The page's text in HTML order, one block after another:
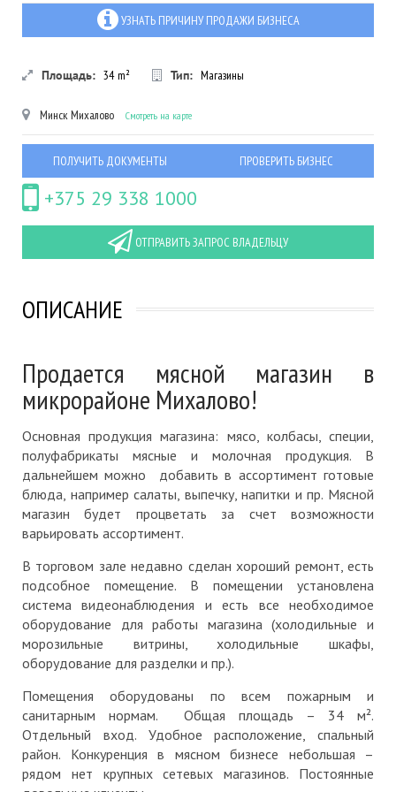
УЗНАТЬ ПРИЧИНУ ПРОДАЖИ БИЗНЕСА
Площадь: 34 m² Тип: Магазины
МинскМихалово Смотреть на карте
ПОЛУЧИТЬ ДОКУМЕНТЫ ПРОВЕРИТЬ БИЗНЕС
+375 29 338 1000
ОТПРАВИТЬ ЗАПРОС ВЛАДЕЛЬЦУ
ОПИСАНИЕ
Продается мясной магазин в
микрорайоне Михалово!
Основная продукция магазина: мясо, колбасы, специи,
полуфабрикаты мясные и молочная продукция. В
дальнейшем можно добавить в ассортимент готовые
блюда, например салаты, выпечку, напитки и пр. Мясной
магазин будет процветать за счет возможности
варьировать ассортимент.
В торговом зале недавно сделан хороший ремонт, есть
подсобное помещение. В помещении установлена
система видеонаблюдения и есть все необходимое
оборудование для работы магазина (холодильные и
морозильные витрины, холодильные шкафы,
оборудование для разделки и пр.).
Помещения оборудованы по всем пожарным и
санитарным нормам. Общая площадь – 34 м².
Отдельный вход. Удобное расположение, спальный
район. Конкуренция в мясном бизнесе небольшая –
рядом нет крупных сетевых магазинов. Постоянные